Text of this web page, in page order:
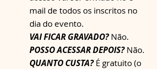
mail de todos os inscritos no
dia do evento.
VAI FICAR GRAVADO?Não.
POSSO ACESSAR DEPOIS?Não.
QUANTO CUSTA? É gratuito (o